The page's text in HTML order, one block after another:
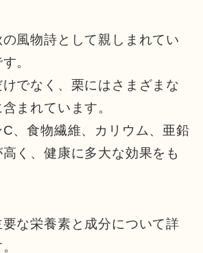
風物詩として親しまれてい
。
でなく、栗にはさまざまな
まれています。
、食物繊維、カリウム、亜鉛
く、健康に多大な効果をも
な栄養素と成分について詳